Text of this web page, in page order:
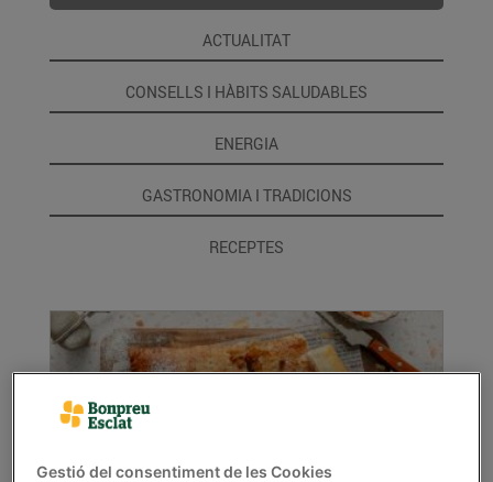
ACTUALITAT
CONSELLS I HÀBITS SALUDABLES
ENERGIA
GASTRONOMIA I TRADICIONS
RECEPTES
Gestió del consentiment de les Cookies